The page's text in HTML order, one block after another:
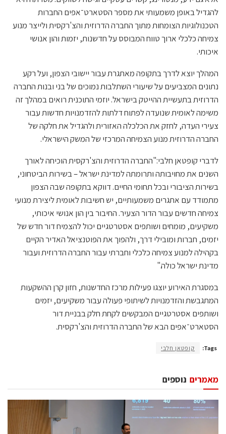
להגדיל באופן משמעותי את מספר הסטארט־אפים החברות
הטכנולוגיות הצומחות מתוך החברה הדרוזית והצ'רקסית ולייצר מנוע
צמיחה כלכלי ארוך טווח המבוסס על חדשנות, יזמות והון אנושי
איכותי.
המהלך יוצא לדרך בתקופה מאתגרת עבור יישובי הצפון, ועל רקע
נתונים המצביעים על שיעורי השתלבות נמוכים של בני ובנות החברה
הדרוזית בתעשיית ההייטק בישראל. יוזמי התוכנית רואים במהלך זה
משימה לאומית שנועדה לפתוח דלתות להזדמנויות חדשות עבור
צעירי העדה, לחזק את הכלכלה האזורית ולהגדיל את חלקה של
החברה הדרוזית מנוע הצמיחה המרכזי של המשק הישראלי.
לדברי קופטאן חלבי:"החברה הדרוזית והצ'רקסית הוכיחה לאורך
השנים את מחויבותה ותרומתה למדינת ישראל – בשירות הביטחוני,
בשירות הציבורי ובכל תחומי החיים. דווקא בתקופה שבה הצפון
מתמודד עם אתגרים משמעותיים, יש חשיבות לאומית ליצירת מנועי
צמיחה חדשים עבור הדור הצעיר. החיבור בין הון אנושי איכותי,
משקיעים, מומחים ושותפים אסטרטגיים יכול להצמיח דור חדש של
יזמים, חברות ומובילי דרך, ולהפוך את הפוטנציאל האדיר הקיים
בקהילה למנוע צמיחה כלכלי וחברתי עבור החברה הדרוזית ועבור
מדינת ישראל כולה."
במסגרת האירוע יוצגו פעילות מרכז החדשנות, חזון קרן ההשקעות
המתגבשת והזדמנויות לשיתופי פעולה עבור משקיעים, יזמים
ושותפים אסטרטגיים המבקשים לקחת חלק בבניית דור
הסטארט־אפים הבא של החברה הדרוזית והצ'רקסית.
Tags: קופטאן חלבי
נוספים מאמרים